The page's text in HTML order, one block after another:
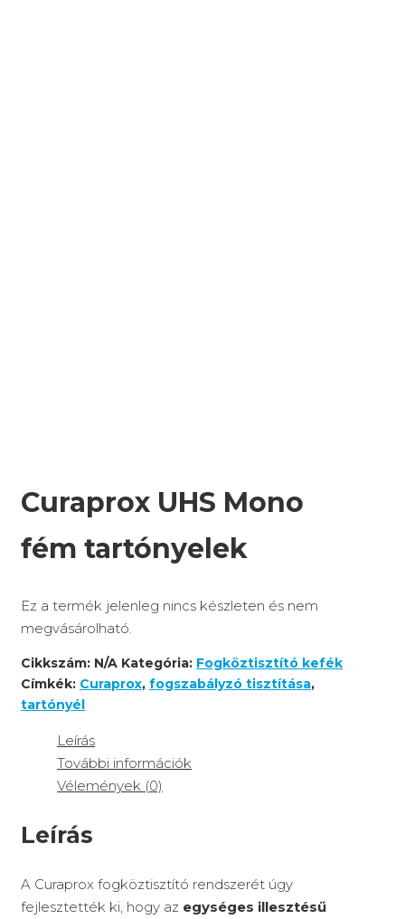
Curaprox UHS Mono
fém tartónyelek
Ez a termék jelenleg nincs készleten és nem
megvásárolható.
Cikkszám: N/A Kategória: Fogköztisztító kefék
Címkék: Curaprox, fogszabályzó tisztítása,
tartónyél
Leírás
További információk
Vélemények (0)
Leírás
A Curaprox fogköztisztító rendszerét úgy
fejlesztették ki, hogy az egységes illesztésű